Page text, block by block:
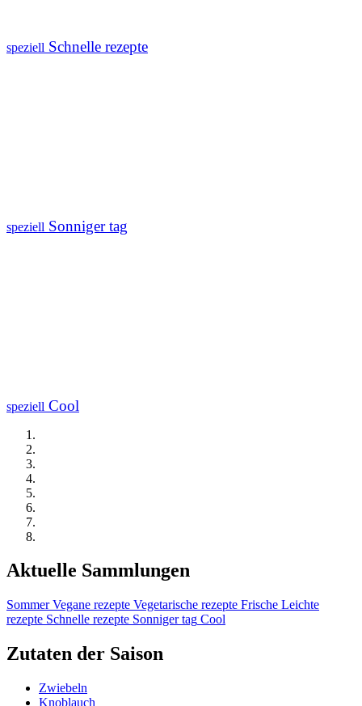
speziell Schnelle rezepte
speziell Sonniger tag
speziell Cool
Aktuelle Sammlungen
Sommer Vegane rezepte Vegetarische rezepte Frische Leichte
rezepte Schnelle rezepte Sonniger tag Cool
Zutaten der Saison
Zwiebeln
Knoblauch